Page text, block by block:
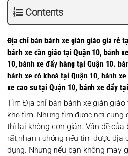
Contents
Địa chỉ bán bánh xe giàn giáo giá rẻ
bánh xe dàn giáo tại Quận 10, bánh
10, bánh xe đẩy hàng tại Quận 10.
bánh xe có khoá tại Quận 10, bánh
xe cao su tại Quận 10, bánh xe đẩy
Tìm Địa chỉ bán bánh xe giàn giáo
khó tìm. Nhưng tìm được nơi cung
thì lại không đơn giản. Vấn đề của
rất nhanh chóng nếu tìm được địa
dụng. Nhưng nếu bạn không may